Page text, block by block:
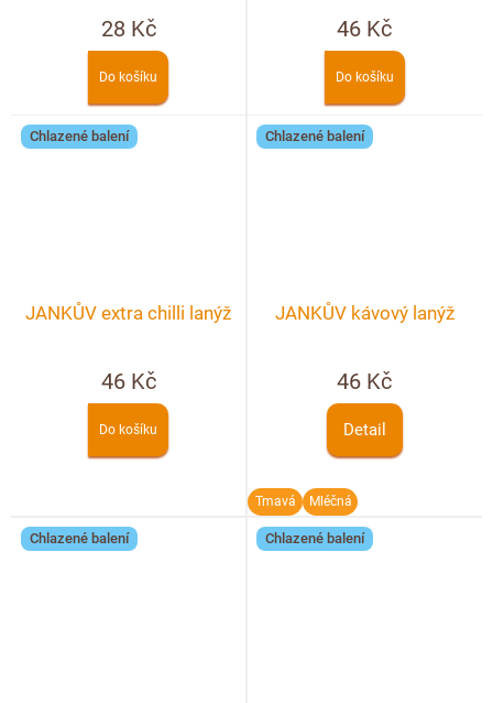
28 Kč
Do košíku
46 Kč
Do košíku
Chlazené balení
JANKŮV extra chilli lanýž
46 Kč
Do košíku
Chlazené balení
JANKŮV kávový lanýž
46 Kč
Detail
Tmavá Mléčná
Chlazené balení Chlazené balení